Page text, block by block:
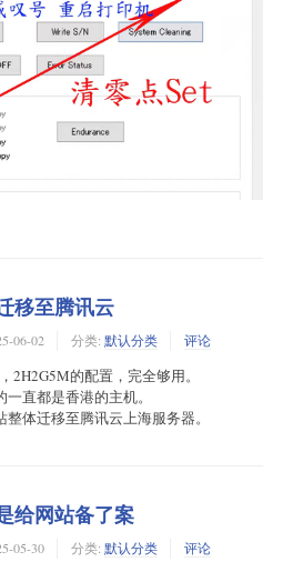
移至腾讯云
06-02 分类: 默认分类 评论
2H2G5M的配置，完全够用。
直都是香港的主机。
体迁移至腾讯云上海服务器。
给网站备了案
05-30 分类: 默认分类 评论